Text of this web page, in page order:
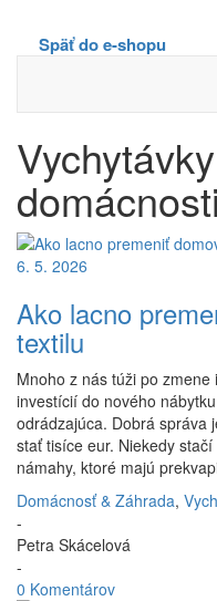
Späť do e-shopu
domácnosti
6. 5. 2026
Ako lacno
textilu
Mnoho z nás túži po
investícií do nového
odrádzajúca. Dobrá správa
stať tisíce eur. Niekedy
námahy, ktoré majú
Domácnosť & Záhrada,
-
Petra Skácelová
-
0 Komentárov